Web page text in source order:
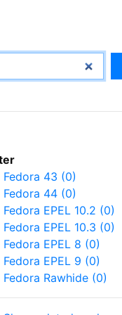
Fedora 43 (0)
Fedora 44 (0)
Fedora EPEL 10.2 (0)
Fedora EPEL 10.3 (0)
Fedora EPEL 8 (0)
Fedora EPEL 9 (0)
Fedora Rawhide (0)